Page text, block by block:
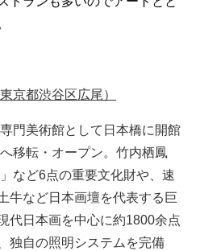
東京都渋谷区広尾）
門美術館として日本橋に開館
移転・オープン。竹内栖鳳
など6点の重要文化財や、速
牛など日本画壇を代表する巨
代日本画を中心に約1800余点
独自の照明システムを完備